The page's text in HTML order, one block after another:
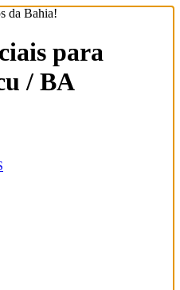
da Bahia!
para
/ BA